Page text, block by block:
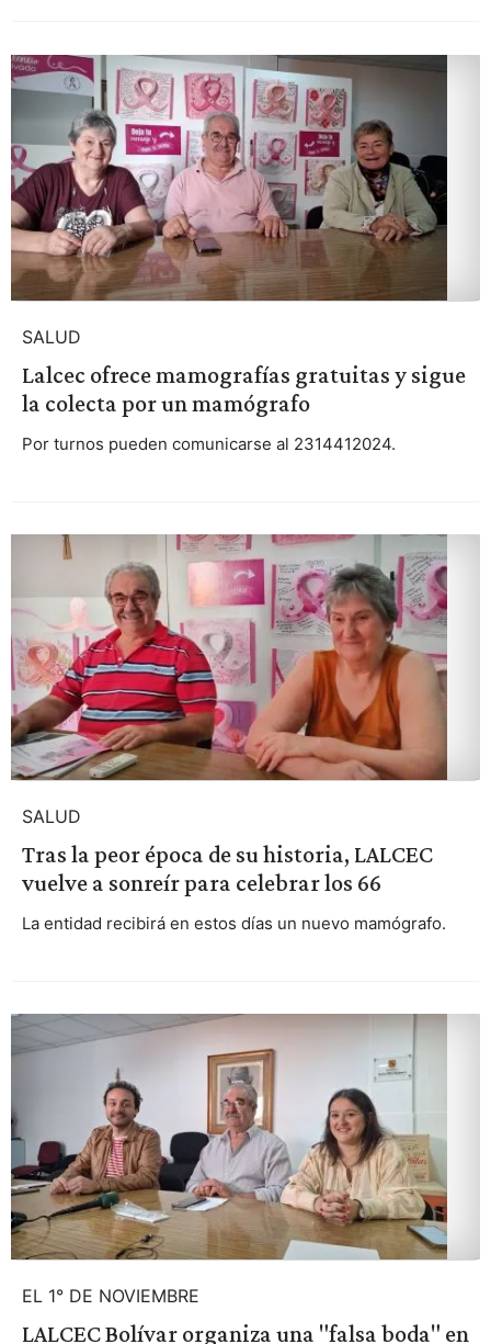
SALUD
Lalcec ofrece mamografías gratuitas y sigue
la colecta por un mamógrafo
Por turnos pueden comunicarse al 2314412024.
SALUD
Tras la peor época de su historia, LALCEC
vuelve a sonreír para celebrar los 66
La entidad recibirá en estos días un nuevo mamógrafo.
EL 1° DE NOVIEMBRE
LALCEC Bolívar organiza una "falsa boda" en